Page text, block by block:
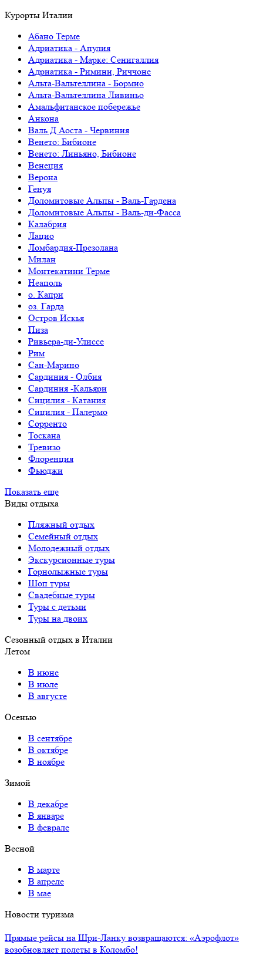
Курорты Италии
Абано Терме
Адриатика - Апулия
Адриатика - Марке: Сенигаллия
Адриатика - Римини, Риччоне
Альта-Вальтеллина - Бормио
Альта-Вальтеллина Ливиньо
Амальфитанское побережье
Анкона
Валь Д Аоста - Червиния
Венето: Бибионе
Венето: Линьяно, Бибионе
Венеция
Верона
Генуя
Доломитовые Альпы - Валь-Гардена
Доломитовые Альпы - Валь-ди-Фасса
Калабрия
Лацио
Ломбардия-Презолана
Милан
Монтекатини Терме
Неаполь
о. Капри
оз. Гарда
Остров Искья
Пиза
Ривьера-ди-Улиссе
Рим
Сан-Марино
Сардиния - Олбия
Сардиния -Кальяри
Сицилия - Катания
Сицилия - Палермо
Сорренто
Тоскана
Тревизо
Флоренция
Фьюджи
Показать еще
Виды отдыха
Пляжный отдых
Семейный отдых
Молодежный отдых
Экскурсионные туры
Горнолыжные туры
Шоп туры
Свадебные туры
Туры с детьми
Туры на двоих
Сезонный отдых в Италии
Летом
В июне
В июле
В августе
Осенью
В сентябре
В октябре
В ноябре
Зимой
В декабре
В январе
В феврале
Весной
В марте
В апреле
В мае
Новости туризма
Прямые рейсы на Шри-Ланку возвращаются: «Аэрофлот»
возобновляет полеты в Коломбо!